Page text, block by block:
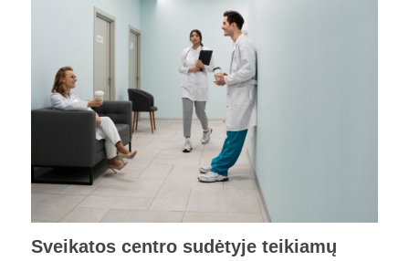
Sveikatos centro sudėtyje teikiamų